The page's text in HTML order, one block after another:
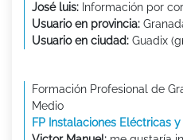
José luis: Información por
Usuario en provincia:
Usuario en ciudad: Guadix
Formación Profesional de
Medio
FP Instalaciones Eléctricas